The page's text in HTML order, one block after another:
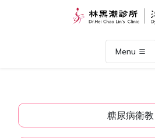
Menu
糖尿病衛教